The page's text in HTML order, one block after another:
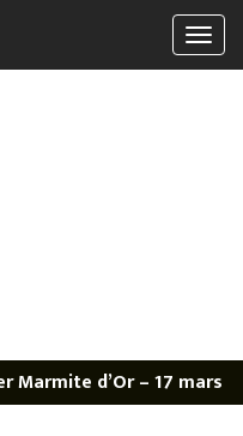
Marmite d’Or – 17 mars